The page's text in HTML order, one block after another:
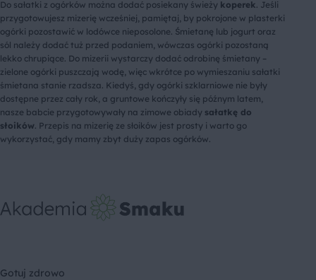
Do sałatki z ogórków można dodać posiekany świeży koperek. Jeśli
przygotowujesz mizerię wcześniej, pamiętaj, by pokrojone w plasterki
ogórki pozostawić w lodówce nieposolone. Śmietanę lub jogurt oraz
sól należy dodać tuż przed podaniem, wówczas ogórki pozostaną
lekko chrupiące. Do mizerii wystarczy dodać odrobinę śmietany –
zielone ogórki puszczają wodę, więc wkrótce po wymieszaniu sałatki
śmietana stanie rzadsza. Kiedyś, gdy ogórki szklarniowe nie były
dostępne przez cały rok, a gruntowe kończyły się późnym latem,
nasze babcie przygotowywały na zimowe obiady sałatkę do
słoików. Przepis na mizerię ze słoików jest prosty i warto go
wykorzystać, gdy mamy zbyt duży zapas ogórków.
Gotuj zdrowo